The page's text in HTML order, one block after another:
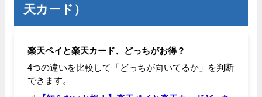
天カード）
楽天ペイと楽天カード、どっちがお得？
4つの違いを比較して「どっちが向いてるか」を判断
できます。